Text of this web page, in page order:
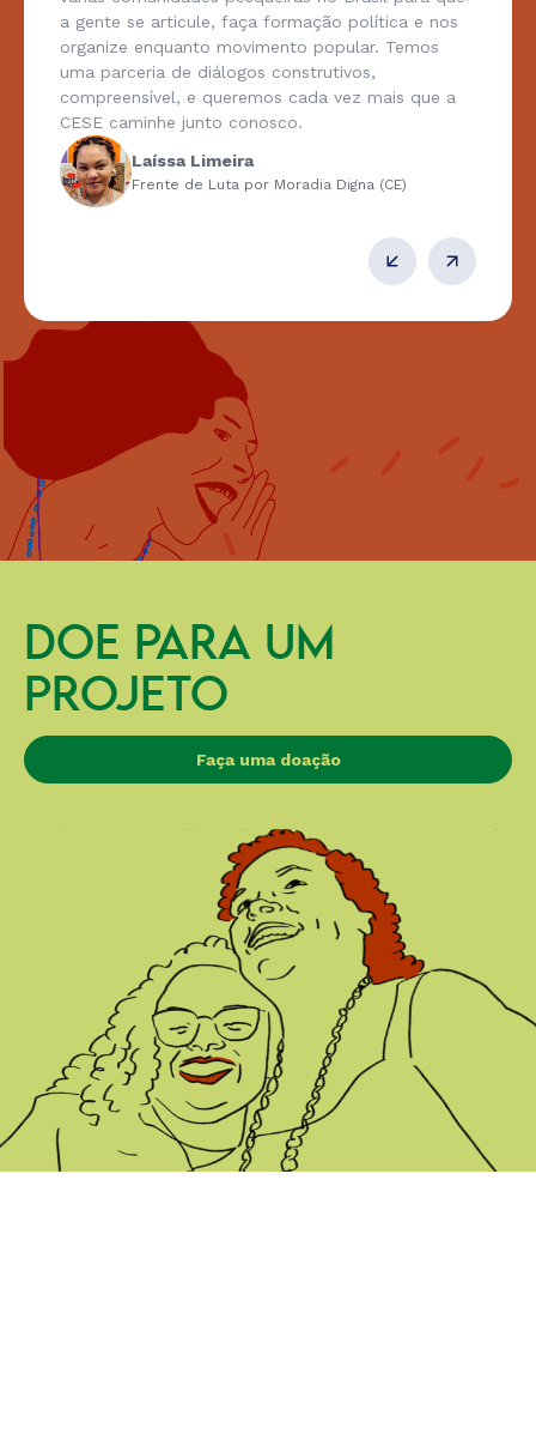
a gente se articule, faça formação política e nos
organize enquanto movimento popular. Temos
uma parceria de diálogos construtivos,
compreensível, e queremos cada vez mais que a
CESE caminhe junto conosco.
Laíssa Limeira
Frente de Luta por Moradia Digna (CE)
DOE PARA UM
PROJETO
Faça uma doação